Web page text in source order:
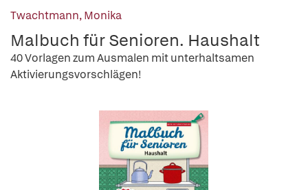
Twachtmann, Monika
Malbuch für Senioren. Haushalt
40 Vorlagen zum Ausmalen mit unterhaltsamen
Aktivierungsvorschlägen!